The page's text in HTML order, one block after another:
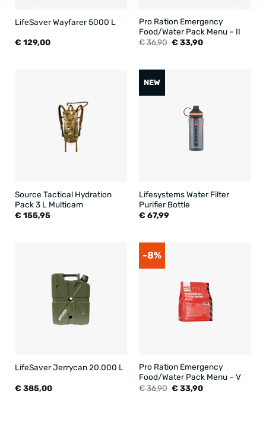
LifeSaver Wayfarer 5000 L
€ 129,00
Pro Ration Emergency
Food/Water Pack Menu – II
€36,90 Oorspronkelijke
€ 33,90Huidige
Source Tactical Hydration
Pack 3 L Multicam
€ 155,95
NEW
Lifesystems Water Filter
Purifier Bottle
€ 67,99
LifeSaver Jerrycan 20.000 L
€ 385,00
-8%
Pro Ration Emergency
Food/Water Pack Menu – V
€36,90 Oorspronkelijke
€ 33,90Huidige